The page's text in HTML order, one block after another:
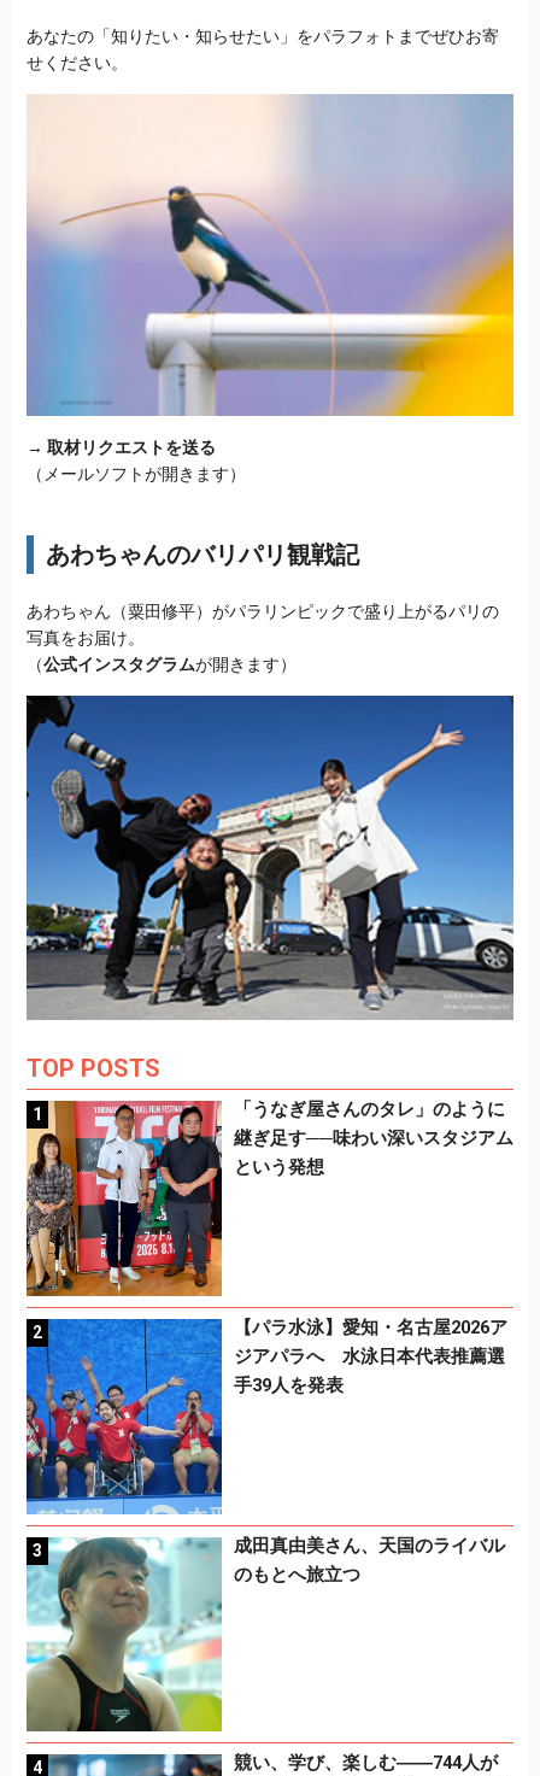
あなたの「知りたい・知らせたい」をパラフォトまでぜひお寄
せください。
→ 取材リクエストを送る
（メールソフトが開きます）
あわちゃんのバリパリ観戦記
あわちゃん（粟田修平）がパラリンピックで盛り上がるパリの
写真をお届け。
（公式インスタグラムが開きます）
TOP POSTS
「うなぎ屋さんのタレ」のように
継ぎ足す──味わい深いスタジアム
という発想
【パラ水泳】愛知・名古屋2026ア
ジアパラへ 水泳日本代表推薦選
手39人を発表
成田真由美さん、天国のライバル
のもとへ旅立つ
競い、学び、楽しむ――744人が